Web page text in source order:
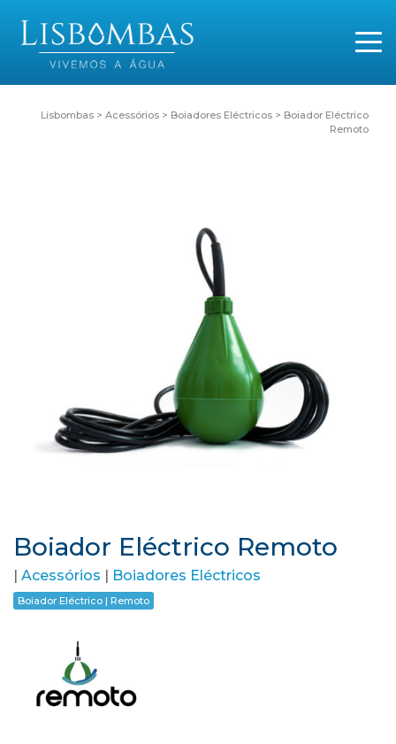
Lisbombas > Acessórios > Boiadores Eléctricos > Boiador Eléctrico
Remoto
Boiador Eléctrico Remoto
| Acessórios | Boiadores Eléctricos
Boiador Eléctrico | Remoto